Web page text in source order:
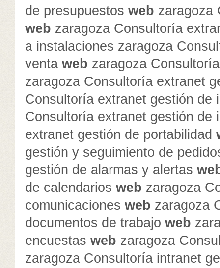
de presupuestos web zaragoza
web zaragoza Consultoría
a instalaciones zaragoza
venta web zaragoza
zaragoza Consultoría extranet
Consultoría extranet gestión de
Consultoría extranet gestión de
extranet gestión de portabilidad
gestión y seguimiento de
gestión de alarmas y alertas
de calendarios web zaragoza
comunicaciones web zaragoza
documentos de trabajo web
encuestas web zaragoza
zaragoza Consultoría intranet